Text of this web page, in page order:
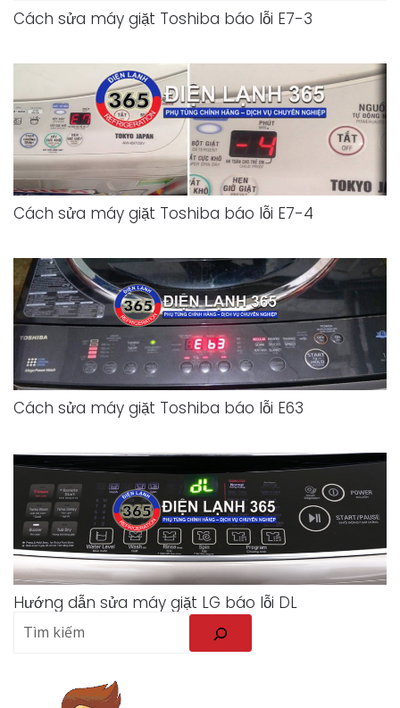
Cách sửa máy giặt Toshiba báo lỗi E7-3
Cách sửa máy giặt Toshiba báo lỗi E7-4
Cách sửa máy giặt Toshiba báo lỗi E63
Hướng dẫn sửa máy giặt LG báo lỗi DL